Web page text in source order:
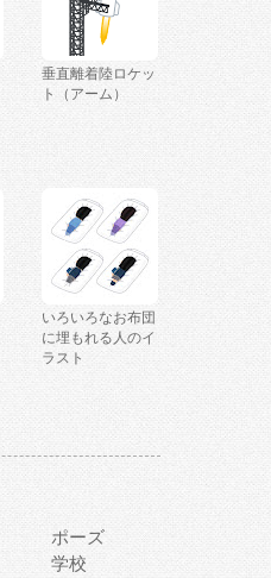
垂直離着陸ロケッ
ト（アーム）
いろいろなお布団
に埋もれる人のイ
ラスト
ポーズ
学校